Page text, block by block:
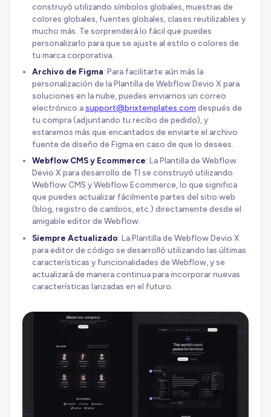
construyó utilizando símbolos globales, muestras de
colores globales, fuentes globales, clases reutilizables y
mucho más. Te sorprenderá lo fácil que puedes
personalizarlo para que se ajuste al estilo o colores de
tu marca corporativa.
Archivo de Figma: Para facilitarte aún más la
personalización de la Plantilla de Webflow Devio X para
soluciones en la nube, puedes enviarnos un correo
electrónico asupport@brixtemplates.com después de
tu compra (adjuntando tu recibo de pedido), y
estaremos más que encantados de enviarte el archivo
fuente de diseño de Figma en caso de que lo desees.
Webflow CMS y Ecommerce: La Plantilla de Webflow
Devio X para desarrollo de TI se construyó utilizando
Webflow CMS y Webflow Ecommerce, lo que significa
que puedes actualizar fácilmente partes del sitio web
(blog, registro de cambios, etc.) directamente desde el
amigable editor de Webflow.
Siempre Actualizado: La Plantilla de Webflow Devio X
para editor de código se desarrolló utilizando las últimas
características y funcionalidades de Webflow, y se
actualizará de manera continua para incorporar nuevas
características lanzadas en el futuro.